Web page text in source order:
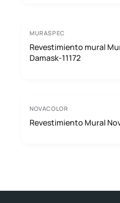
MURASPEC
Revestimiento mural
Damask-11172
NOVACOLOR
Revestimiento Mural